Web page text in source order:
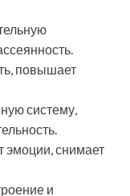
повышает
систему,
снимает
и